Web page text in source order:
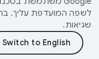
לשפה המועדפת עליך.
שגיאות.